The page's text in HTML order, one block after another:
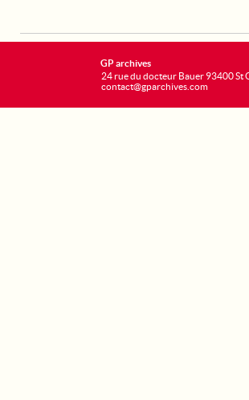
GP archives
24 rue du docteur Bauer 93400 St
contact@gparchives.com